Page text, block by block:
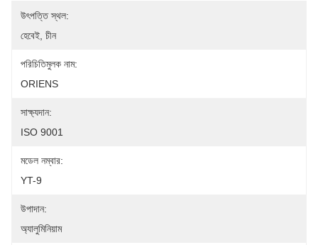
উৎপত্তি স্থল:
হেবেই, চীন
পরিচিতিমুলক নাম:
ORIENS
সাক্ষ্যদান:
ISO 9001
মডেল নম্বার:
YT-9
উপাদান:
অ্যালুমিনিয়াম